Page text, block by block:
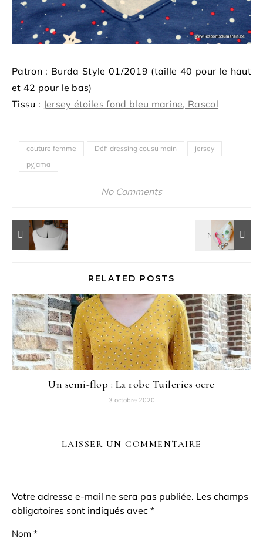
Patron : Burda Style 01/2019 (taille 40 pour le haut
et 42 pour le bas)
Tissu : Jersey étoiles fond bleu marine, Rascol
couture femme Défi dressing cousu main
jersey
pyjama
No Comments
RELATED POSTS
Un semi-flop : La robe Tuileries ocre
3 octobre 2020
LAISSER UN COMMENTAIRE
Votre adresse e-mail ne sera pas publiée. Les champs
obligatoires sont indiqués avec *
Nom *